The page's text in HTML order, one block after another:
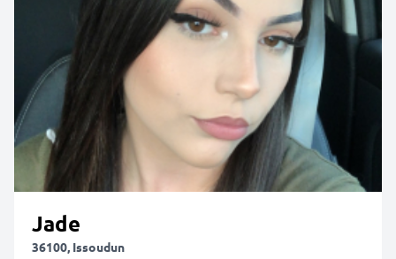
Jade
36100, Issoudun